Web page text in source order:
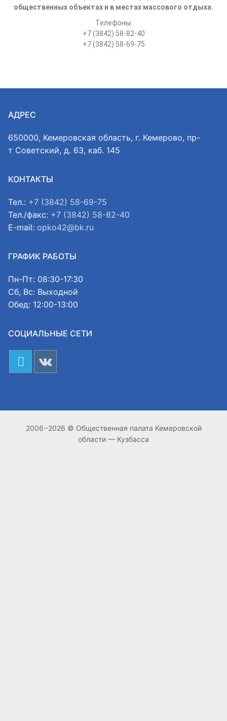
общественных объектах и в местах массового отдыха.
Телефоны:
+7 (3842) 58-82-40
+7 (3842) 58-69-75
АДРЕС
650000, Кемеровская область, г. Кемерово, пр-
т Советский, д. 63, каб. 145
КОНТАКТЫ
Тел.: +7 (3842) 58-69-75
Тел./факс: +7 (3842) 58-82-40
E-mail: opko42@bk.ru
ГРАФИК РАБОТЫ
Пн-Пт: 08:30-17:30
Сб, Вс: Выходной
Обед: 12:00-13:00
СОЦИАЛЬНЫЕ СЕТИ
2006−2026 © Общественная палата Кемеровской
области — Кузбасса